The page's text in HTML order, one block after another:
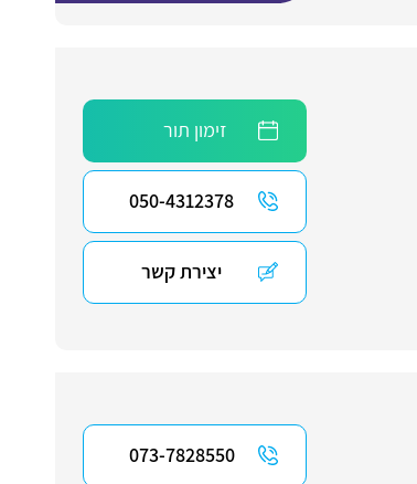
זימון תור
050-4312378
יצירת קשר
073-7828550